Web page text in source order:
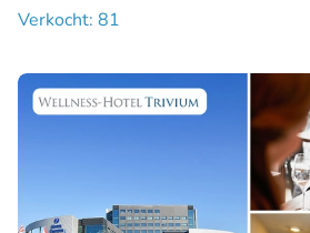
Verkocht: 81